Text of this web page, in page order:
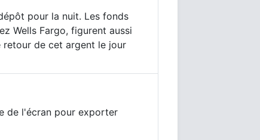
pour la nuit. Les fonds
Wells Fargo, figurent aussi
de cet argent le jour
de l'écran pour exporter